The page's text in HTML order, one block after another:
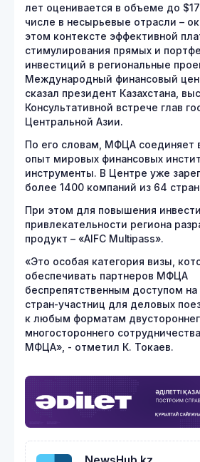
лет оценивается в объеме до
числе в несырьевые отрасли –
этом контексте эффективной
стимулирования прямых и
инвестиций в региональные
Международный финансовый
сказал президент Казахстана,
Консультативной встрече глав
Центральной Азии.
По его словам, МФЦА соединяет
опыт мировых финансовых
инструменты. В Центре уже
более 1400 компаний из 64
При этом для повышения
привлекательности региона
продукт – «AIFC Multipass».
«Это особая категория визы,
обеспечивать партнеров МФЦА
беспрепятственным доступом
стран-участниц для деловых
к любым форматам
многостороннего
МФЦА», - отметил К. Токаев.